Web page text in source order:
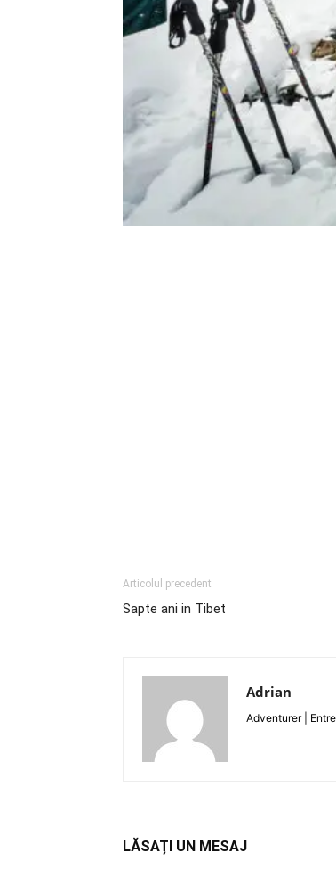
Articolul precedent
Sapte ani in Tibet
Adrian
Adventurer |
LĂSAȚI UN MESAJ